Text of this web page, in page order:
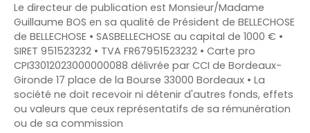
Le directeur de publication est Monsieur/Madame
Guillaume BOS en sa qualité de Président de BELLECHOSE
de BELLECHOSE • SASBELLECHOSE au capital de 1000 € •
SIRET 951523232 • TVA FR67951523232 • Carte pro
CPI33012023000000088 délivrée par CCI de Bordeaux-
Gironde 17 place de la Bourse 33000 Bordeaux • La
société ne doit recevoir ni détenir d'autres fonds, effets
ou valeurs que ceux représentatifs de sa rémunération
ou de sa commission